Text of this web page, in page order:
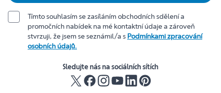
Tímto souhlasím se zasíláním obchodních sdělení a
promočních nabídek na mé kontaktní údaje a zároveň
stvrzuji, že jsem se seznámil/a s Podmínkami zpracování
osobních údajů.
Sledujte nás na sociálních sítích